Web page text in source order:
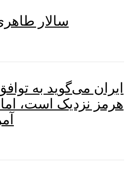
سالار
ایران می‌گوید به
هرمز نزدیک است،